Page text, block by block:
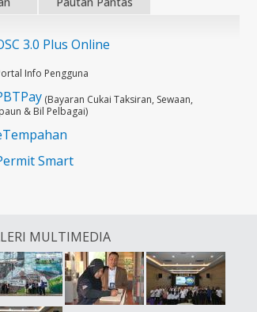
3.0 Plus Online
Info Pengguna
(Bayaran Cukai Taksiran, Sewaan,
& Bil Pelbagai)
Smart
MULTIMEDIA